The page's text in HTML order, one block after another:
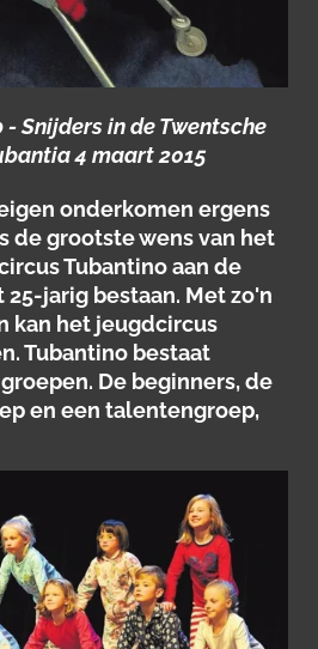
Snijders in de Twentsche
4 maart 2015
onderkomen ergens
de grootste wens van het
Tubantino aan de
jarig bestaan. Met zo'n
kan het jeugdcircus
Tubantino bestaat
De beginners, de
en een talentengroep,